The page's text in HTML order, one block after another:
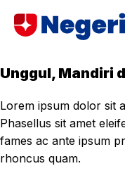
Unggul, Mandiri
Lorem ipsum dolor sit
Phasellus sit amet
fames ac ante ipsum
rhoncus quam.